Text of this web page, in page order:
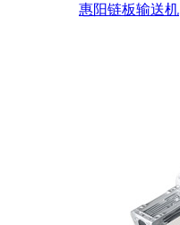
惠阳链板输送机